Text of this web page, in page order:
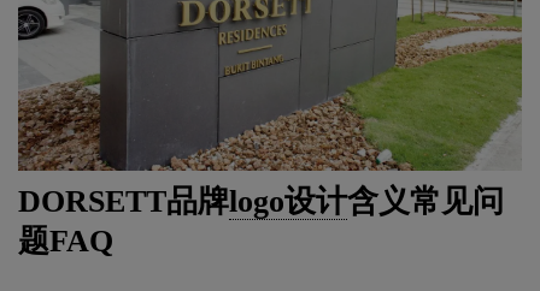
DORSETT品牌logo设计含义常见问
题FAQ